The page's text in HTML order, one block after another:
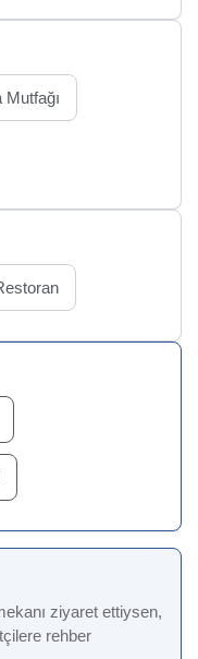
Mutfağı
ziyaret ettiysen,
rehber